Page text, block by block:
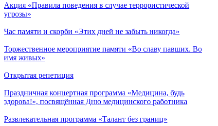
Акция «Правила поведения в случае террористической
угрозы»
Час памяти и скорби «Этих дней не забыть никогда»
Торжественное мероприятие памяти «Во славу павших. Во
имя живых»
Открытая репетиция
Праздничная концертная программа «Медицина, будь
здорова!», посвящённая Дню медицинского работника
Развлекательная программа «Талант без границ»